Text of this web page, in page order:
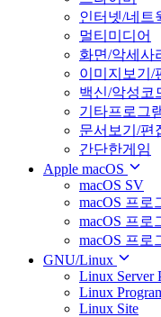
인터넷/네트
멀티미디어
화면/악세사
이미지보기/
백신/악성코
기타프로그
문서보기/편
간단한게임
Apple macOS
macOS SV
macOS 프로
macOS 프로
macOS 프로
GNU/Linux
Linux Server
Linux
Linux Site